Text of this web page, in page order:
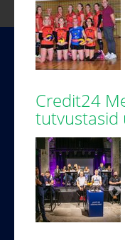
Credit24
tutvustasid